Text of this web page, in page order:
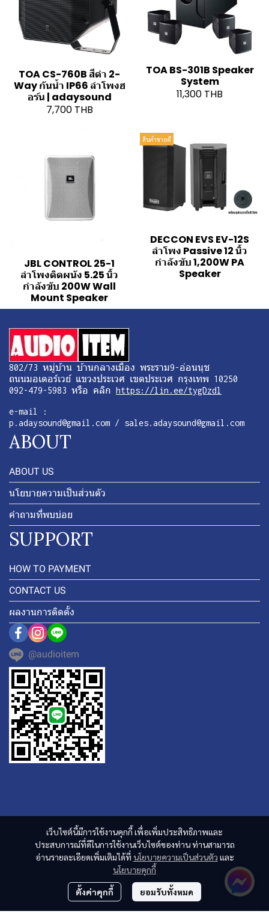
TOA CS-760B สีดำ 2-
Way กันน้ำ IP66 ลำโพงฮ
อร์น | adaysound
7,700 THB
TOA BS-301B Speaker
System
11,300 THB
JBL CONTROL 25-1
ลำโพงติดผนัง 5.25 นิ้ว
กำลังขับ 200W Wall
Mount Speaker
สินค้าขายดี
DECCON EVS EV-12S
ลำโพง Passive 12 นิ้ว
กำลังขับ 1,200W PA
Speaker
เว็บไซต์นี้มีการใช้งานคุกกี้ เพื่อเพิ่มประสิทธิภาพและ
ประสบการณ์ที่ดีในการใช้งานเว็บไซต์ของท่าน ท่านสามารถ
อ่านรายละเอียดเพิ่มเติมได้ที่ นโยบายความเป็นส่วนตัว และ
นโยบายคุกกี้
ตั้งค่าคุกกี้ ยอมรับทั้งหมด
802/73 หมู่บ้าน บ้านกลางเมือง พระราม9-อ่อนนุช
ถนนมอเตอร์เวย์ แขวงประเวศ เขตประเวศ กรุงเทพ 10250
092-479-5983 หรือ คลิก https://lin.ee/tygDzdl
e-mail :
p.adaysound@gmail.com / sales.adaysound@gmail.com
ABOUT
ABOUT US
นโยบายความเป็นส่วนตัว
คำถามที่พบบ่อย
SUPPORT
HOW TO PAYMENT
CONTACT US
ผลงานการติดตั้ง
@audioitem